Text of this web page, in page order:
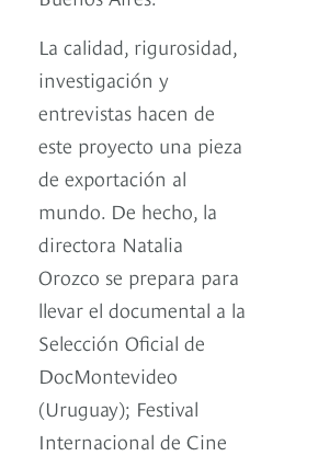
La calidad, rigurosidad,
investigación y
entrevistas hacen de
este proyecto una pieza
de exportación al
mundo. De hecho, la
directora Natalia
Orozco se prepara para
llevar el documental a la
Selección Oficial de
DocMontevideo
(Uruguay); Festival
Internacional de Cine